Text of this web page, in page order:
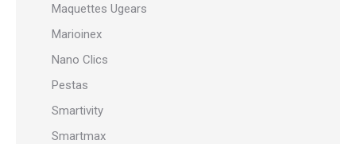
Maquettes Ugears
Marioinex
Nano Clics
Pestas
Smartivity
Smartmax